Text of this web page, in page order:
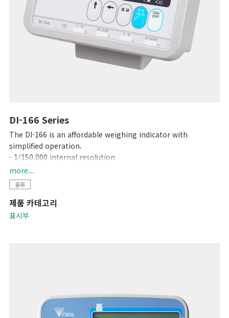
DI-166 Series
The DI-166 is an affordable weighing indicator with
simplified operation.
- 1/150,000 internal resolution
- Just 5 operation keys, marked with graphic symbols
- High contrast LCD with backlight
more...
물류
제품 카테고리
표시부